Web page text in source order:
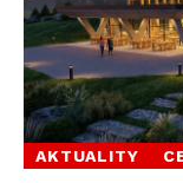
AKTUALITY